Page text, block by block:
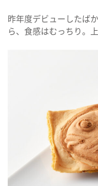
昨年度デビューしたば
ら、食感はむっちり。